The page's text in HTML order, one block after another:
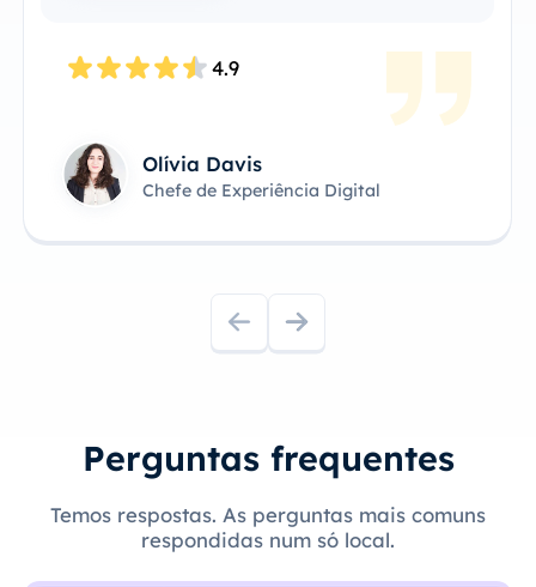
4.9
Olívia Davis
Chefe de Experiência Digital
Perguntas frequentes
Temos respostas. As perguntas mais comuns
respondidas num só local.